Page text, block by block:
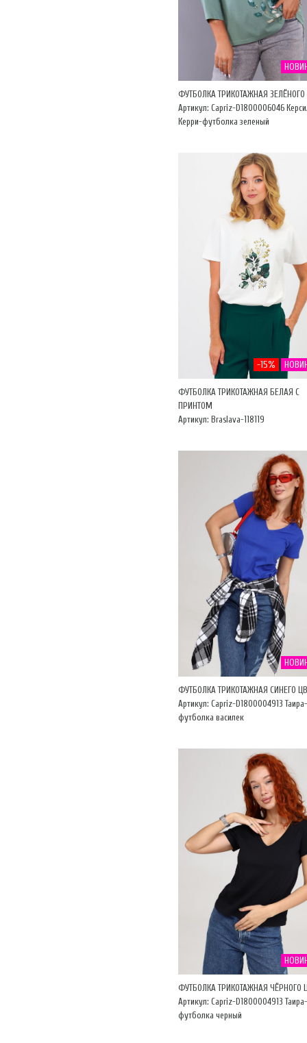
ФУТБОЛКА ТРИКОТАЖНАЯ ЗЕЛЁНОГО
Артикул: Capriz-D1800006046
Керри-футболка зеленый
-15%
ФУТБОЛКА ТРИКОТАЖНАЯ БЕЛАЯ С
ПРИНТОМ
Артикул: Braslava-118119
ФУТБОЛКА ТРИКОТАЖНАЯ СИНЕГО
Артикул: Capriz-D1800004913 Таира-
футболка василек
ФУТБОЛКА ТРИКОТАЖНАЯ ЧЁРНОГО
Артикул: Capriz-D1800004913 Таира-
футболка черный